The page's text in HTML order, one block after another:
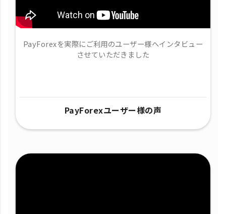
PayForexを実際にご利用のユーザー様へインタビュー
させていただきました
PayForexユーザー様の声​